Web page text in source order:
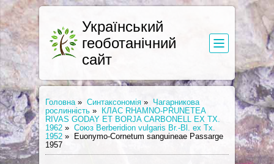
Український
геоботанічний
сайт
Головна » Синтаксономія » Чагарникова
рослинність »
КЛАС RHAMNO-PRUNETEA
RIVAS GODAY ET BORJA CARBONELL EX TX.
1962 » Союз Berberidion vulgaris Br.-Bl. ex Tx.
1952 »
Euonymo-Cornetum sanguineae Passarge
1957